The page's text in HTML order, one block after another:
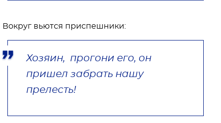
Вокруг вьются приспешники:
Хозяин, прогони его, он
пришел забрать нашу
прелесть!